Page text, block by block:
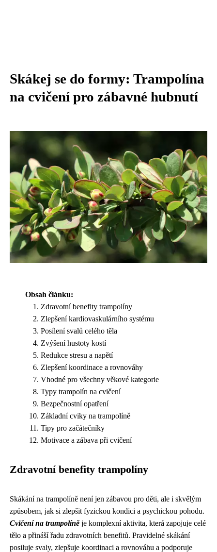
Skákej se do formy: Trampolína
na cvičení pro zábavné hubnutí
Obsah článku:
Zdravotní benefity trampolíny
Zlepšení kardiovaskulárního systému
Posílení svalů celého těla
Zvýšení hustoty kostí
Redukce stresu a napětí
Zlepšení koordinace a rovnováhy
Vhodné pro všechny věkové kategorie
Typy trampolín na cvičení
Bezpečnostní opatření
Základní cviky na trampolíně
Tipy pro začátečníky
Motivace a zábava při cvičení
Zdravotní benefity trampolíny
Skákání na trampolíně není jen zábavou pro děti, ale i skvělým
způsobem, jak si zlepšit fyzickou kondici a psychickou pohodu.
Cvičení na trampolíněje komplexní aktivita, která zapojuje celé
tělo a přináší řadu zdravotních benefitů. Pravidelné skákání
posiluje svaly, zlepšuje koordinaci a rovnováhu a podporuje